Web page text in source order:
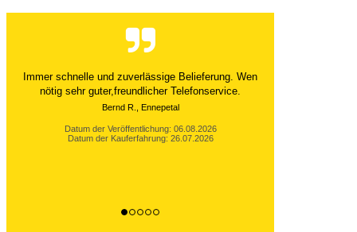
Immer schnelle und zuverlässige Belieferung. Wen
nötig sehr guter,freundlicher Telefonservice.
Bernd R., Ennepetal
Datum der Veröffentlichung: 06.08.2026
Datum der Kauferfahrung: 26.07.2026